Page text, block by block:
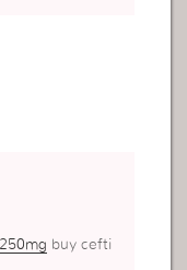
buy cefti